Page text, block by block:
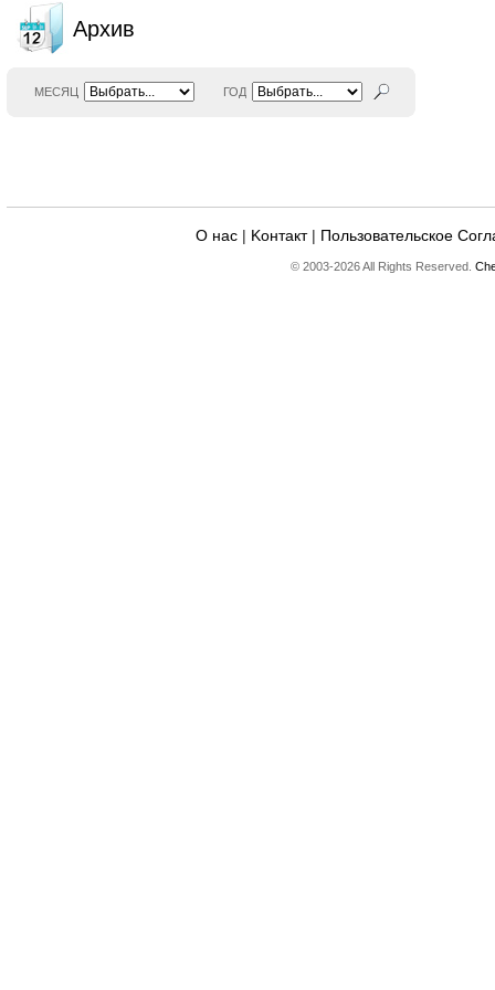
Архив
МЕСЯЦ ГОД
О нас | Kонтакт| Пользовательское
© 2003-2026 All Rights Reserved.